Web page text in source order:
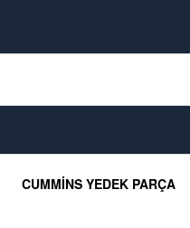
CUMMINS YEDEK PARÇA